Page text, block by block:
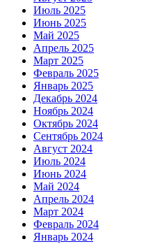
Июль 2025
Июнь 2025
Май 2025
Апрель 2025
Март 2025
Февраль 2025
Январь 2025
Декабрь 2024
Ноябрь 2024
Октябрь 2024
Сентябрь 2024
Август 2024
Июль 2024
Июнь 2024
Май 2024
Апрель 2024
Март 2024
Февраль 2024
Январь 2024